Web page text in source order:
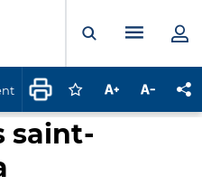
Ouvrir laMenu
Connectez-vous
Augmenter la
saint-